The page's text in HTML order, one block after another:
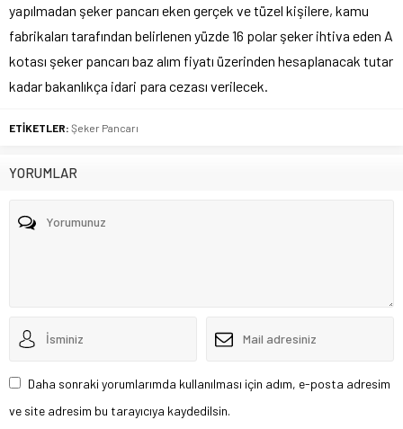
yapılmadan şeker pancarı eken gerçek ve tüzel kişilere, kamu
fabrikaları tarafından belirlenen yüzde 16 polar şeker ihtiva eden A
kotası şeker pancarı baz alım fiyatı üzerinden hesaplanacak tutar
kadar bakanlıkça idari para cezası verilecek.
ETİKETLER: Şeker Pancarı
YORUMLAR
Daha sonraki yorumlarımda kullanılması için adım, e-posta adresim
ve site adresim bu tarayıcıya kaydedilsin.